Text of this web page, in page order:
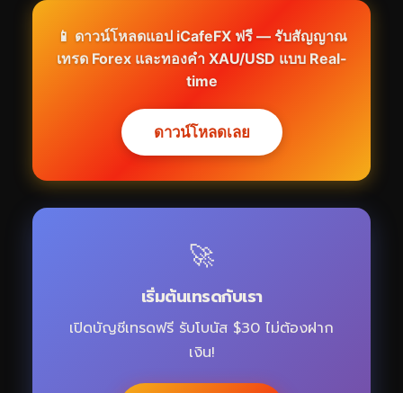
📱 ดาวน์โหลดแอป iCafeFX ฟรี — รับสัญญาณ
เทรด Forex และทองคำ XAU/USD แบบ Real-
time
ดาวน์โหลดเลย
🚀
เริ่มต้นเทรดกับเรา
เปิดบัญชีเทรดฟรี รับโบนัส $30 ไม่ต้องฝาก
เงิน!